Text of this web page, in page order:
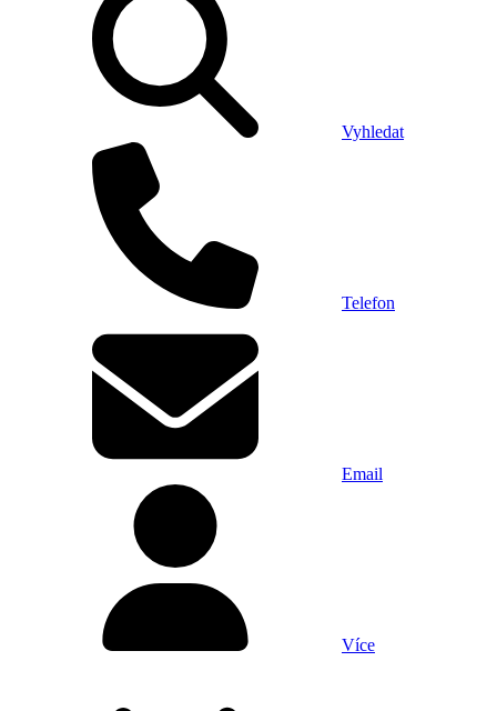
Vyhledat
Telefon
Email
Více